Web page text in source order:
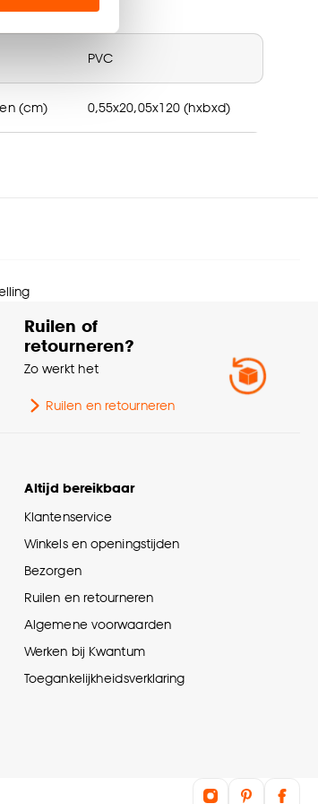
de
Bruin
PVC
(cm) 0,55x20,05x120 (hxbxd)
Betonnen dekvloer,
Houten ondervloer, Oude
tegels, Zandcement, Vloer
Zwevend leggen
Naturel eiken
Zeer intensief
240 maanden
leggen, Geschikt voor
Ruilen of
retourneren?
Zo werkt het
Ruilen en retourneren
Altijd bereikbaar
Klantenservice
Winkels en openingstijden
Bezorgen
Ruilen en retourneren
Algemene voorwaarden
Werken bij Kwantum
Toegankelijkheidsverklaring